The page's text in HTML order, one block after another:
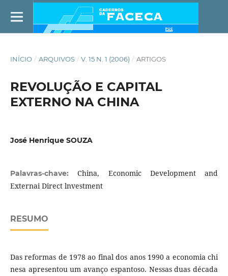
INÍCIO / ARQUIVOS / V. 15 N. 1 (2006) / ARTIGOS
REVOLUÇÃO E CAPITAL
EXTERNO NA CHINA
José Henrique SOUZA
Palavras-chave:China, Economic Development and
Externai Direct lnvestment
RESUMO
Das reformas de 1978 ao final dos anos 1990 a economia chi
nesa apresentou um avanço espantoso. Nessas duas década